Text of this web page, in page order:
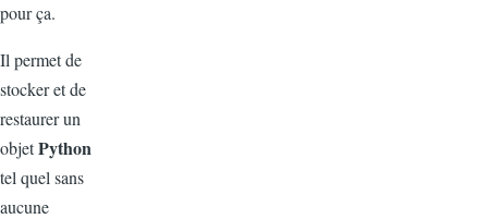
pour ça.
Il permet de
stocker et de
restaurer un
objetPython
tel quel sans
aucune